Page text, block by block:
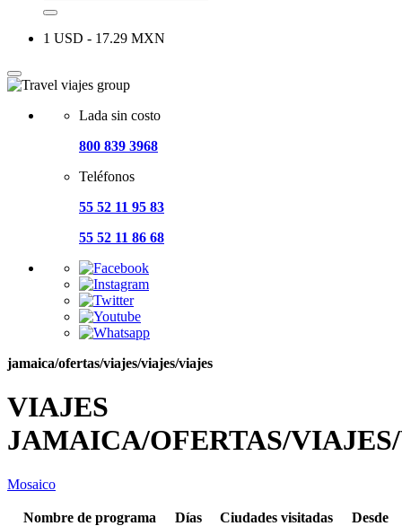
1 USD - 17.29 MXN
Lada sin costo
800 839 3968
Teléfonos
55 52 11 95 83
55 52 11 86 68
jamaica/ofertas/viajes/viajes/viajes
VIAJES
JAMAICA/OFERTAS/
Mosaico
Nombre de programa Días Ciudades visitadas Desde